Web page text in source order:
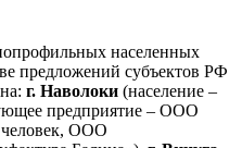
населенных
предложений субъектов РФ
г. Наволоки (население –
предприятие – ООО
человек, ООО